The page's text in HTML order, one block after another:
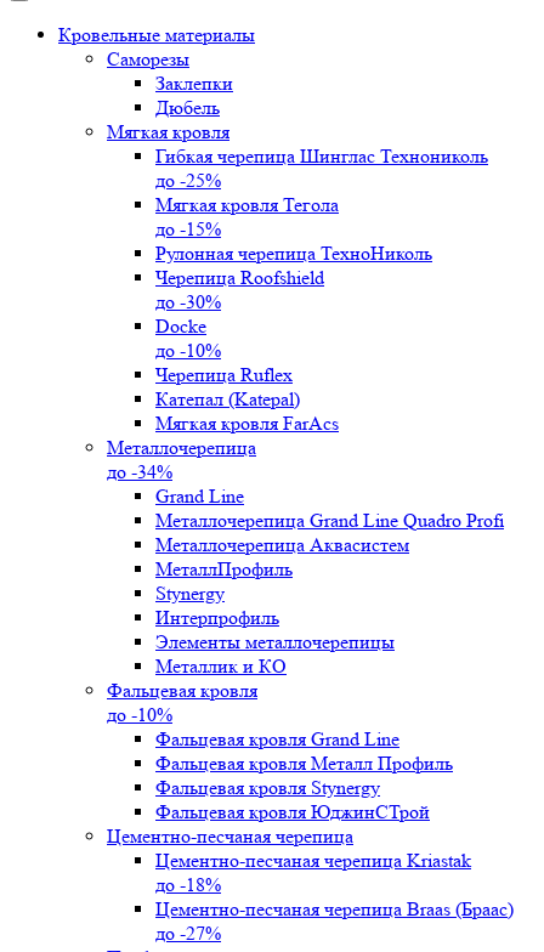
Кровельные материалы
Саморезы
Заклепки
Дюбель
Мягкая кровля
Гибкая черепица Шинглас Технониколь
до -25%
Мягкая кровля Тегола
до -15%
Рулонная черепица ТехноНиколь
Черепица Roofshield
до -30%
Docke
до -10%
Черепица Ruflex
Катепал (Katepal)
Мягкая кровля FarAcs
Металлочерепица
до -34%
Grand Line
Металлочерепица Grand Line Quadro Profi
Металлочерепица Аквасистем
МеталлПрофиль
Stynergy
Интерпрофиль
Элементы металлочерепицы
Металлик и КО
Фальцевая кровля
до -10%
Фальцевая кровля Grand Line
Фальцевая кровля Металл Профиль
Фальцевая кровля Stynergy
Фальцевая кровля ЮджинСТрой
Цементно-песчаная черепица
Цементно-песчаная черепица Kriastak
до -18%
Цементно-песчаная черепица Braas (Браас)
до -27%